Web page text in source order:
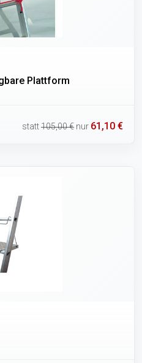
Plattform
statt105,00 € nur 61,10 €